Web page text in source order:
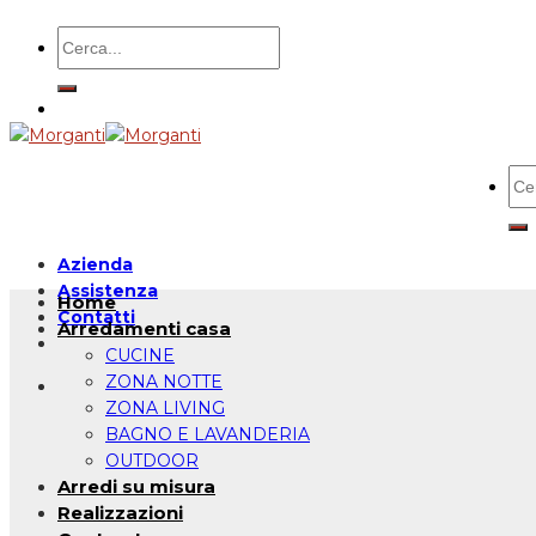
contenuti
Cerca:
Azienda
Assistenza
Contatti
Home
Arredamenti casa
CUCINE
ZONA NOTTE
ZONA LIVING
BAGNO E LAVANDERIA
OUTDOOR
Arredi su misura
Realizzazioni